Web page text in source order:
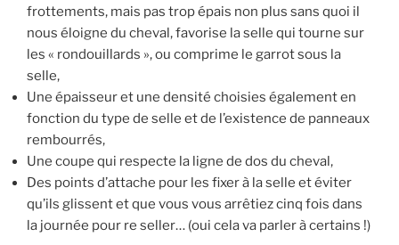
frottements, mais pas trop épais non plus sans quoi il
nous éloigne du cheval, favorise la selle qui tourne sur
les « rondouillards », ou comprime le garrot sous la
selle,
Une épaisseur et une densité choisies également en
fonction du type de selle et de l’existence de panneaux
rembourrés,
Une coupe qui respecte la ligne de dos du cheval,
Des points d’attache pour les fixer à la selle et éviter
qu’ils glissent et que vous vous arrêtiez cinq fois dans
la journée pour re seller… (oui cela va parler à certains !)